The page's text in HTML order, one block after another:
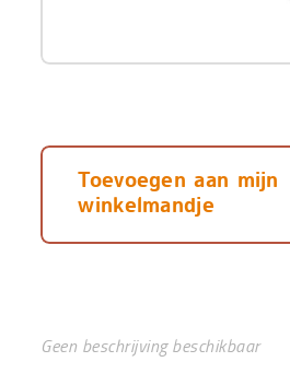
Toevoegen aan mijn
winkelmandje
Geen beschrijving beschikbaar